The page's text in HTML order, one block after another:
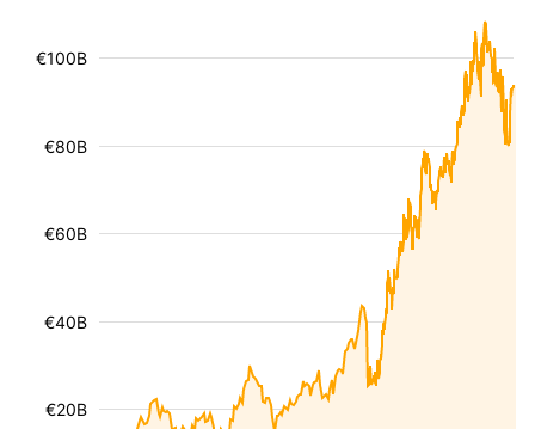
€20B
€40B
€60B
€80B
€100B